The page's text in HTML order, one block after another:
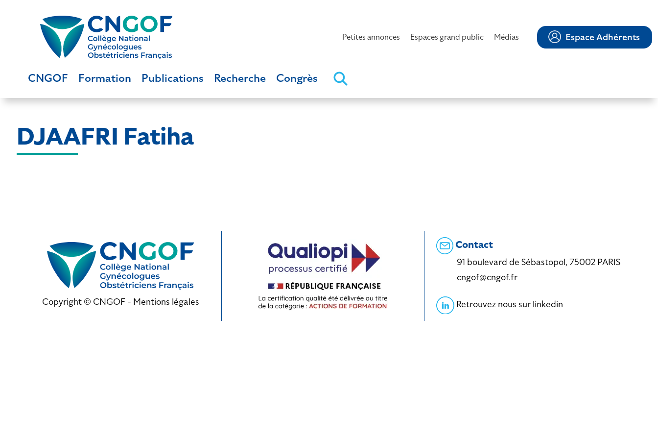
Petites annonces Espaces grand public Médias Espace Adhérents
CNGOF Formation Publications Recherche Congrès
DJAAFRI Fatiha
Copyright © CNGOF - Mentions légales
Contact
91 boulevard de Sébastopol, 75002 PARIS
cngof@cngof.fr
Retrouvez nous sur linkedin